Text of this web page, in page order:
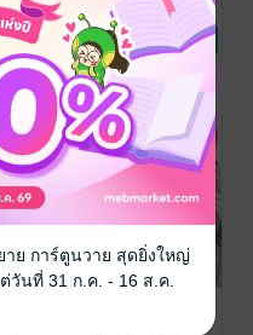
/
AKIRA OZAKI
Bongkoch
Publishing
การ์ตูนผู้หญิง
4 Rating
าย การ์ตูนวาย สุดยิ่งใหญ่
นที่ 31 ก.ค. - 16 ส.ค.